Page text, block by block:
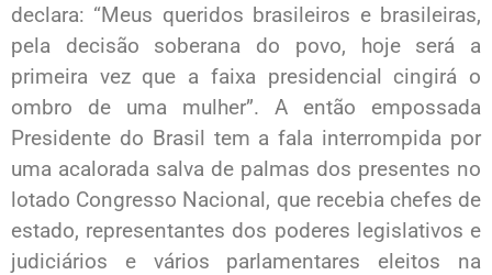
declara: “Meus queridos brasileiros e brasileiras,
pela decisão soberana do povo, hoje será a
primeira vez que a faixa presidencial cingirá o
ombro de uma mulher”. A então empossada
Presidente do Brasil tem a fala interrompida por
uma acalorada salva de palmas dos presentes no
lotado Congresso Nacional, que recebia chefes de
estado, representantes dos poderes legislativos e
judiciários e vários parlamentares eleitos na